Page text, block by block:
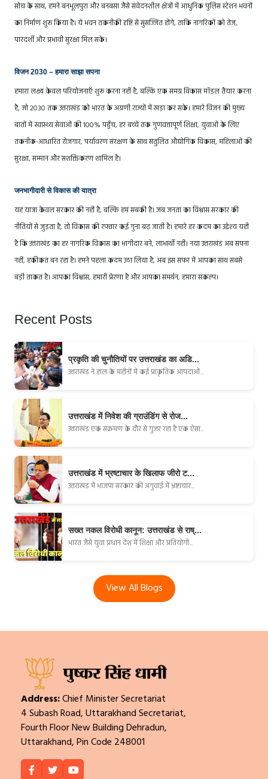
सोच के साथ, हमने बनभूलपुरा और बनबसा जैसे संवेदनशील क्षेत्रों में आधुनिक पुलिस स्टेशन भवनों
का निर्माण शुरू किया है। ये भवन तकनीकी दृष्टि से सुसज्जित होंगे, ताकि नागरिकों को तेज़,
पारदर्शी और प्रभावी सुरक्षा मिल सके।
विजन 2030 – हमारा साझा सपना
हमारा लक्ष्य केवल परियोजनाएँ शुरू करना नहीं है, बल्कि एक समग्र विकास मॉडल तैयार करना
है, जो 2030 तक उत्तराखंड को भारत के अग्रणी राज्यों में खड़ा कर सके। हमारे विज़न की मुख्य
बातों में स्वास्थ्य सेवाओं की 100% पहुँच, हर बच्चे तक गुणवत्तापूर्ण शिक्षा, युवाओं के लिए
तकनीक-आधारित रोजगार, पर्यावरण संरक्षण के साथ संतुलित औद्योगिक विकास, महिलाओं की
सुरक्षा, सम्मान और सशक्तिकरण शामिल है।
जनभागीदारी से विकास की यात्रा
यह यात्रा केवल सरकार की नहीं है, बल्कि हम सबकी है। जब जनता का विश्वास सरकार की
नीतियों से जुड़ता है, तो विकास की रफ़्तार कई गुना बढ़ जाती है। हमारे हर कदम का उद्देश्य यही
है कि उत्तराखंड का हर नागरिक विकास का भागीदार बने, लाभार्थी नहीं। नया उत्तराखंड अब सपना
नहीं, हकीकत बन रहा है। हमने पहला कदम उठा लिया है, अब इस सफर में आपका साथ सबसे
बड़ी ताकत है। आपका विश्वास, हमारी प्रेरणा है और आपका समर्थन, हमारा संकल्प।
Recent Posts
प्रकृति की चुनौतियों पर उत्तराखंड का अडि...
उत्तराखंड ने हाल के महीनों में कई प्राकृतिक आपदाओं...
उत्तराखंड में निवेश की ग्राउंडिंग से रोज...
उत्तराखंड एक संक्रमण के दौर से गुजर रहा है एक ऐसा...
उत्तराखंड में भ्रष्टाचार के खिलाफ जीरो ट...
उत्तराखंड में भाजपा सरकार की अगुवाई में भ्रष्टाचार...
सख्त नकल विरोधी कानून: उत्तराखंड से राष्...
भारत जैसे युवा प्रधान देश में शिक्षा और प्रतियोगी...
View All Blogs
Address:Chief Minister Secretariat
4 Subash Road, Uttarakhand Secretariat,
Fourth Floor New Building Dehradun,
Uttarakhand, Pin Code 248001